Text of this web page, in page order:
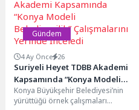
Gündem
4 Ay Önce 26
Suriyeli Heyet TDBB Akademi
Kapsamında “Konya Modeli
Belediyecilik” Çalışmalarını
Yerinde İnceledi
Konya Büyükşehir Belediyesi’nin
yürüttüğü örnek çalışmaları